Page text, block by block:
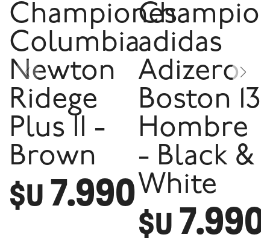
Championes
Columbia
Newton
Ridege
Plus II -
Brown
$U 7.990
adidas
Adizero
Boston 13
Hombre
- Black &
White
$U 7.990